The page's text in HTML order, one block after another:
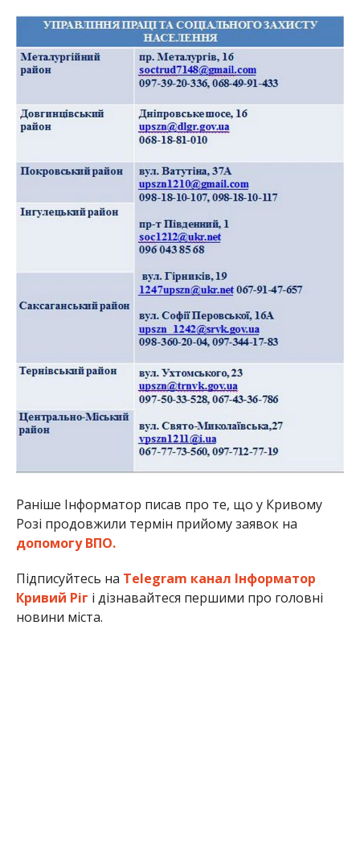
Раніше Інформатор писав про те, що у Кривому
Розі продовжили термін прийому заявок на
допомогу ВПО.
Підписуйтесь на Telegram канал Інформатор
Кривий Ріг і дізнавайтеся першими про головні
новини міста.